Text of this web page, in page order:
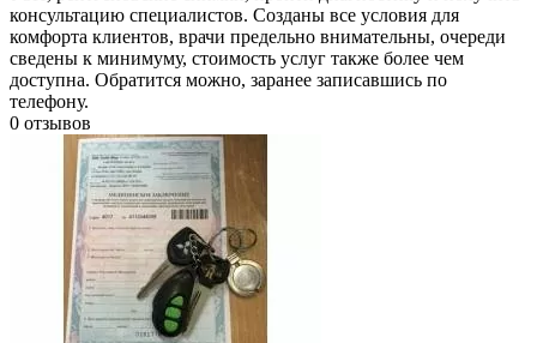
консультацию специалистов. Созданы все условия для
комфорта клиентов, врачи предельно внимательны, очереди
сведены к минимуму, стоимость услуг также более чем
доступна. Обратится можно, заранее записавшись по
телефону.
0 отзывов